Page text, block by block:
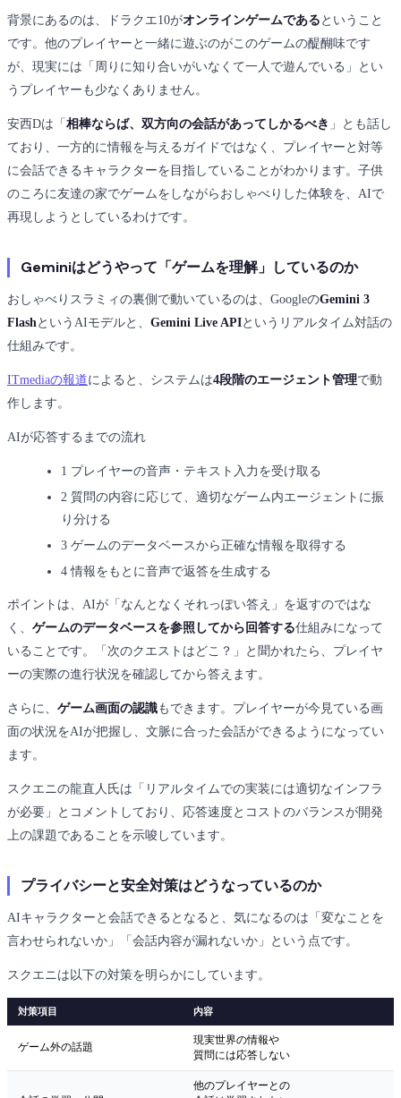
背景にあるのは、ドラクエ10がオンラインゲームである ということ
です。他のプレイヤーと一緒に遊ぶのがこのゲームの醍醐味です
が、現実には「周りに知り合いがいなくて一人で遊んでいる」とい
うプレイヤーも少なくありません。
安西Dは「 相棒ならば、双方向の会話があってしかるべき 」とも話し
ており、一方的に情報を与えるガイドではなく、プレイヤーと対等
に会話できるキャラクターを目指していることがわかります。子供
のころに友達の家でゲームをしながらおしゃべりした体験を、AIで
再現しようとしているわけです。
Geminiはどうやって「ゲームを理解」しているのか
おしゃべりスラミィの裏側で動いているのは、GoogleのGemini 3
Flash というAIモデルと、 Gemini Live APIというリアルタイム対話の
仕組みです。
ITmediaの報道によると、システムは4段階のエージェント管理で動
作します。
AIが応答するまでの流れ
1 プレイヤーの音声・テキスト入力を受け取る
2 質問の内容に応じて、適切なゲーム内エージェントに振
り分ける
3 ゲームのデータベースから正確な情報を取得する
4 情報をもとに音声で返答を生成する
ポイントは、AIが「なんとなくそれっぽい答え」を返すのではな
く、 ゲームのデータベースを参照してから回答する仕組みになって
いることです。「次のクエストはどこ？」と聞かれたら、プレイヤ
ーの実際の進行状況を確認してから答えます。
さらに、 ゲーム画面の認識もできます。プレイヤーが今見ている画
面の状況をAIが把握し、文脈に合った会話ができるようになってい
ます。
スクエニの龍直人氏は「リアルタイムでの実装には適切なインフラ
が必要」とコメントしており、応答速度とコストのバランスが開発
上の課題であることを示唆しています。
プライバシーと安全対策はどうなっているのか
AIキャラクターと会話できるとなると、気になるのは「変なことを
言わせられないか」「会話内容が漏れないか」という点です。
スクエニは以下の対策を明らかにしています。
対策項目 内容
ゲーム外の話題
現実世界の情報や
質問には応答しない
他のプレイヤーとの